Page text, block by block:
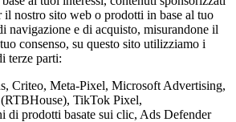
il nostro sito web o prodotti in base al tuo
navigazione e di acquisto, misurandone il
consenso, su questo sito utilizziamo i
terze parti:
Criteo, Meta-Pixel, Microsoft Advertising,
TikTok Pixel,
di prodotti basate sui clic, Ads Defender